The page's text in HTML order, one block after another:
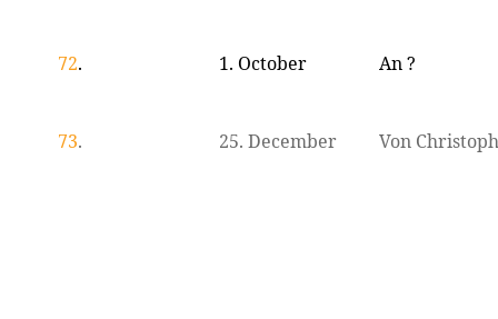
72. 1. October An ?
73. 25. December Von